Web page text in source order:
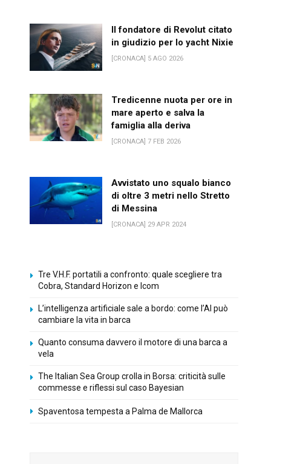
Il fondatore di Revolut citato
in giudizio per lo yacht Nixie
[CRONACA] 5 AGO 2026
Tredicenne nuota per ore in
mare aperto e salva la
famiglia alla deriva
[CRONACA] 7 FEB 2026
Avvistato uno squalo bianco
di oltre 3 metri nello Stretto
di Messina
[CRONACA] 29 APR 2024
Tre V.H.F. portatili a confronto: quale scegliere tra
Cobra, Standard Horizon e Icom
L’intelligenza artificiale sale a bordo: come l’AI può
cambiare la vita in barca
Quanto consuma davvero il motore di una barca a
vela
The Italian Sea Group crolla in Borsa: criticità sulle
commesse e riflessi sul caso Bayesian
Spaventosa tempesta a Palma de Mallorca